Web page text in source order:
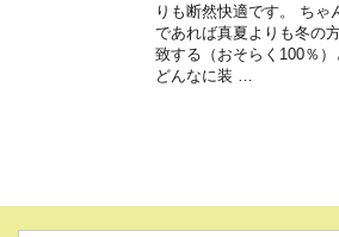
りも断然快適です。 ちゃ
であれば真夏よりも冬の
致する（おそらく100％
どんなに装 …